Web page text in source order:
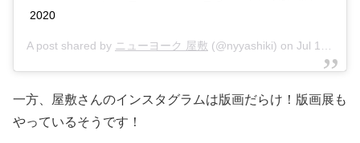
2020
A post shared by ニューヨーク 屋敷 (@nyyashiki) on Jul 17, 2020 at 1:26am PDT
一方、屋敷さんのインスタグラムは版画だらけ！版画展も
やっているそうです！